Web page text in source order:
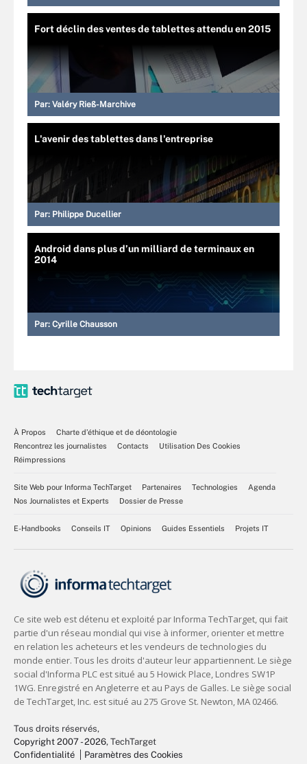
Fort déclin des ventes de tablettes attendu en 2015
Par: Valéry Rieß-Marchive
L'avenir des tablettes dans l'entreprise
Par: Philippe Ducellier
Android dans plus d’un milliard de terminaux en
2014
Par: Cyrille Chausson
À Propos
Charte d’éthique et de déontologie
Rencontrez les journalistes
Contacts
Utilisation Des Cookies
Réimpressions
Site Web pour Informa TechTarget Partenaires Technologies
Agenda
Nos Journalistes et Experts
Dossier de Presse
E-Handbooks Conseils IT Opinions Guides Essentiels Projets IT
Tous droits réservés,
Copyright 2007 - 2026, TechTarget
Confidentialité
Paramètres des Cookies